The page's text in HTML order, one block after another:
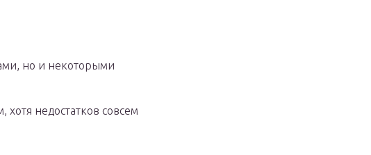
но и некоторыми
недостатков совсем